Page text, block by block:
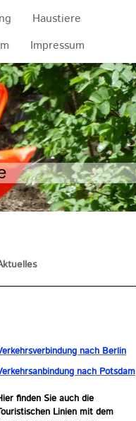
Haustiere
Impressum
nach Berlin
nach Potsdam
finden Sie auch die
Linien mit dem